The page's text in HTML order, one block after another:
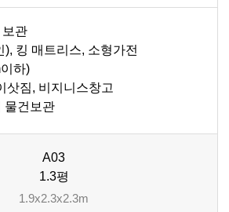
보관
), 킹 매트리스, 소형가전
하)
삿짐, 비지니스창고
물건보관
A03
1.3평
1.9x2.3x2.3m